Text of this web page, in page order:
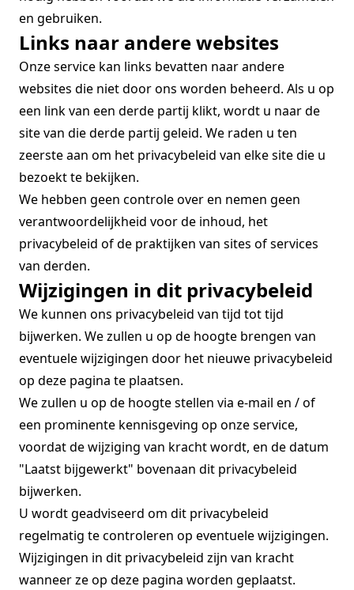
en gebruiken.
Links naar andere websites
Onze service kan links bevatten naar andere
websites die niet door ons worden beheerd. Als u op
een link van een derde partij klikt, wordt u naar de
site van die derde partij geleid. We raden u ten
zeerste aan om het privacybeleid van elke site die u
bezoekt te bekijken.
We hebben geen controle over en nemen geen
verantwoordelijkheid voor de inhoud, het
privacybeleid of de praktijken van sites of services
van derden.
Wijzigingen in dit privacybeleid
We kunnen ons privacybeleid van tijd tot tijd
bijwerken. We zullen u op de hoogte brengen van
eventuele wijzigingen door het nieuwe privacybeleid
op deze pagina te plaatsen.
We zullen u op de hoogte stellen via e-mail en / of
een prominente kennisgeving op onze service,
voordat de wijziging van kracht wordt, en de datum
"Laatst bijgewerkt" bovenaan dit privacybeleid
bijwerken.
U wordt geadviseerd om dit privacybeleid
regelmatig te controleren op eventuele wijzigingen.
Wijzigingen in dit privacybeleid zijn van kracht
wanneer ze op deze pagina worden geplaatst.